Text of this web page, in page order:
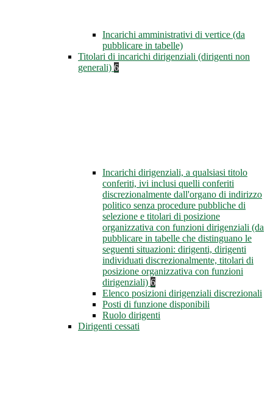
Incarichi amministrativi di vertice (da
pubblicare in tabelle)
Titolari di incarichi dirigenziali (dirigenti non
generali) 6
Incarichi dirigenziali, a qualsiasi titolo
conferiti, ivi inclusi quelli conferiti
discrezionalmente dall'organo di indirizzo
politico senza procedure pubbliche di
selezione e titolari di posizione
organizzativa con funzioni dirigenziali (da
pubblicare in tabelle che distinguano le
seguenti situazioni: dirigenti, dirigenti
individuati discrezionalmente, titolari di
posizione organizzativa con funzioni
dirigenziali) 6
Elenco posizioni dirigenziali discrezionali
Posti di funzione disponibili
Ruolo dirigenti
Dirigenti cessati